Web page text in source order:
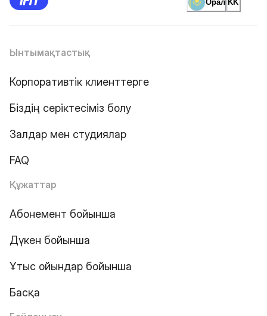
Орал KK
Ынтымақтастық
Корпоративтік клиенттерге
Біздің серіктесіміз болу
Залдар мен студиялар
FAQ
Құжаттар
Абонемент бойынша
Дүкен бойынша
Ұтыс ойындар бойынша
Басқа